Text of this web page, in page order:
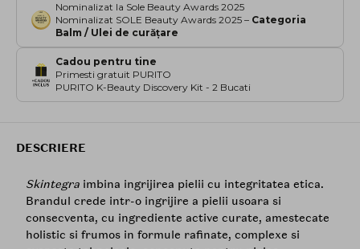
Nominalizat la Sole Beauty Awards 2025
Nominalizat SOLE Beauty Awards 2025 – Categoria
Balm / Ulei de curățare
Cadou pentru tine
Primesti gratuit PURITO
PURITO K-Beauty Discovery Kit - 2 Bucati
DESCRIERE
Skintegra imbina ingrijirea pielii cu integritatea etica.
Brandul crede intr-o ingrijire a pielii usoara si
consecventa, cu ingrediente active curate, amestecate
holistic si frumos in formule rafinate, complexe si